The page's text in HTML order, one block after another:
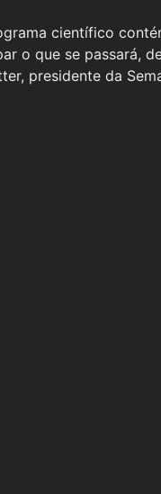
científico
o que se passará,
presidente da